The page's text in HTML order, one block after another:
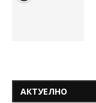
АКТУЕЛНО